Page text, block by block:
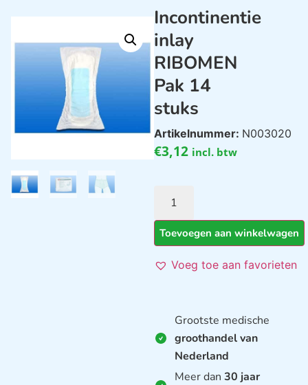
Incontinentie
inlay
RIBOMEN
Pak 14
stuks
Artikelnummer: N003020
€3,12 incl. btw
Toevoegen aan winkelwagen
Voeg toe aan favorieten
Grootste medische
groothandel van
Nederland
Meer dan 30 jaar